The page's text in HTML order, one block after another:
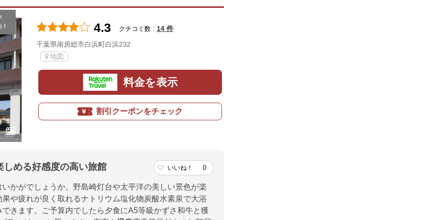
4.3 クチコミ数 : 14 件
千葉県南房総市白浜町白浜232
地図
料金を表示
割引クーポンをチェック
める好感度の高い旅館 いいね！ 0
かがでしょうか。野島崎灯台や太平洋の美しい景色が楽
果や疲れが良く取れるナトリウム塩化物炭酸水素泉で大浴
きます。ご予算内でしたら夕食にA5等級かずさ和牛と獲